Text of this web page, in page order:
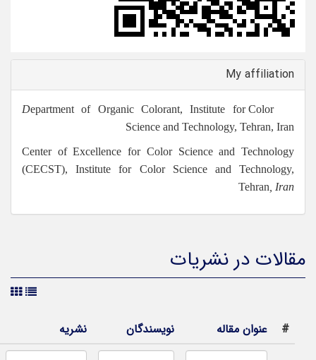
My
epartment of Organic Colorant, Institute for Color
Science and Technology, Tehran,
Center of Excellence for Color Science and
(CECST), Institute for Color Science and
Tehran
در نشریات
عنوان مقاله نویسندگان